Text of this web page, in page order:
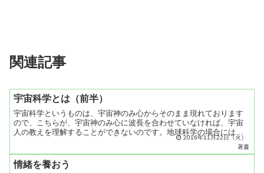
関連記事
宇宙科学とは（前半）
宇宙科学というものは、宇宙神のみ心からそのまま現れております
ので、こちらが、宇宙神のみ心に波長を合わせていなければ、宇宙
人の教えを理解することができないのです。地球科学の場合には、
前人がやってきた道を土台にして、学問知識を下にして、現われ
2016年11月22日（火）
著書
情緒を養おう